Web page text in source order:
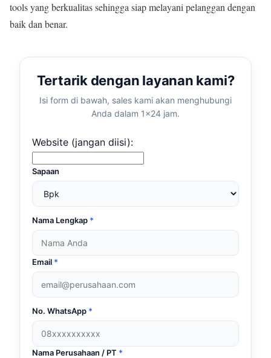
tools yang berkualitas sehingga siap melayani pelanggan dengan
baik dan benar.
Tertarik dengan layanan kami?
Isi form di bawah, sales kami akan menghubungi
Anda dalam 1×24 jam.
Website (jangan diisi):
Sapaan
Nama Lengkap *
Email *
No. WhatsApp *
Nama Perusahaan / PT *